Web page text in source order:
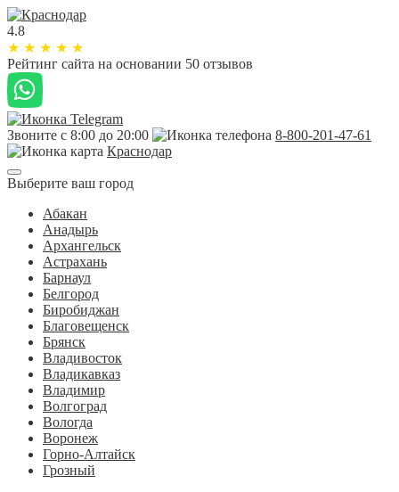
4.8
★ ★ ★ ★ ★
Рейтинг сайта на основании 50 отзывов
Звоните с 8:00 до 20:00
8-800-201-47-61
Краснодар
Выберите ваш город
Абакан
Анадырь
Архангельск
Астрахань
Барнаул
Белгород
Биробиджан
Благовещенск
Брянск
Владивосток
Владикавказ
Владимир
Волгоград
Вологда
Воронеж
Горно-Алтайск
Грозный